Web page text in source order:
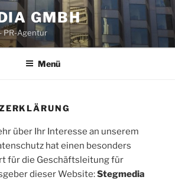
GMBH
PR-Agentur
Menü
über Ihr Interesse an unserem
hat einen besonders
für die Geschäftsleitung für
dieser Website:Stegmedia